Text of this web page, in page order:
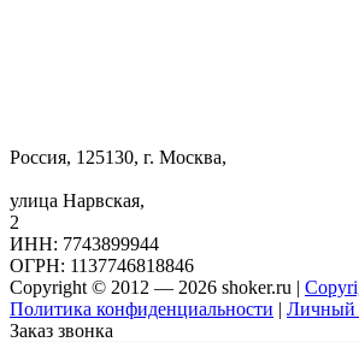
Россия, 125130, г. Москва,
улица Нарвская,
2
ИНН: 7743899944
ОГРН: 1137746818846
Copyright © 2012 — 2026 shoker.ru |
Политика конфиденциальности | Личный
Заказ звонка